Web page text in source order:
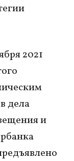
2021
дела
и